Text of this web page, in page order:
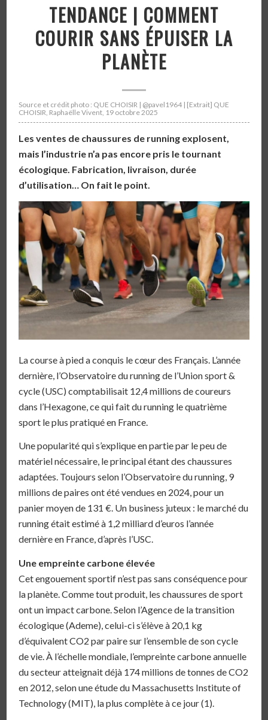
TENDANCE | COMMENT
COURIR SANS ÉPUISER LA
PLANÈTE
Source et crédit photo : QUE CHOISIR | @pavel1964 | [Extrait] QUE
CHOISIR, Raphaëlle Vivent, 19 octobre 2025
Les ventes de chaussures de running explosent,
mais l’industrie n’a pas encore pris le tournant
écologique. Fabrication, livraison, durée
d’utilisation… On fait le point.
La course à pied a conquis le cœur des Français. L’année
dernière, l’Observatoire du running de l’Union sport &
cycle (USC) comptabilisait 12,4 millions de coureurs
dans l’Hexagone, ce qui fait du running le quatrième
sport le plus pratiqué en France.
Une popularité qui s’explique en partie par le peu de
matériel nécessaire, le principal étant des chaussures
adaptées. Toujours selon l’Observatoire du running, 9
millions de paires ont été vendues en 2024, pour un
panier moyen de 131 €. Un business juteux : le marché du
running était estimé à 1,2 milliard d’euros l’année
dernière en France, d’après l’USC.
Une empreinte carbone élevée
Cet engouement sportif n’est pas sans conséquence pour
la planète. Comme tout produit, les chaussures de sport
ont un impact carbone. Selon l’Agence de la transition
écologique (Ademe), celui-ci s’élève à 20,1 kg
d’équivalent CO2 par paire sur l’ensemble de son cycle
de vie. À l’échelle mondiale, l’empreinte carbone annuelle
du secteur atteignait déjà 174 millions de tonnes de CO2
en 2012, selon une étude du Massachusetts Institute of
Technology (MIT), la plus complète à ce jour (1).